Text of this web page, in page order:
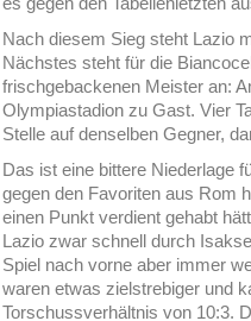
Nach diesem Sieg steht Lazio
Nächstes steht für die
frischgebackenen Meister an:
Olympiastadion zu Gast. Vier
Stelle auf denselben Gegner,
Das ist eine bittere Niederlage
gegen den Favoriten aus Rom
einen Punkt verdient gehabt
Lazio zwar schnell durch
Spiel nach vorne aber immer
waren etwas zielstrebiger und
Torschussverhältnis von 10:3.